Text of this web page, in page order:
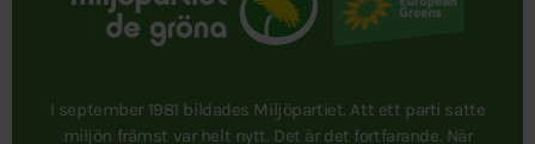
I september 1981 bildades Miljöpartiet. Att ett parti satte
miljön främst var helt nytt. Det är det fortfarande. När